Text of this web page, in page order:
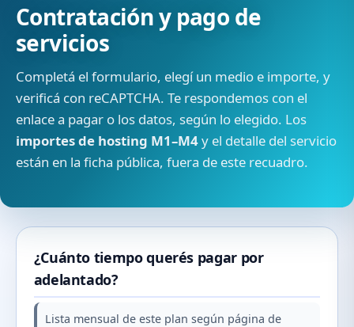
Contratación y pago de
servicios
Completá el formulario, elegí un medio e importe, y
verificá con reCAPTCHA. Te respondemos con el
enlace a pagar o los datos, según lo elegido. Los
importes de hosting M1–M4y el detalle del servicio
están en la ficha pública, fuera de este recuadro.
¿Cuánto tiempo querés pagar por
adelantado?
Lista mensual de este plan según página de